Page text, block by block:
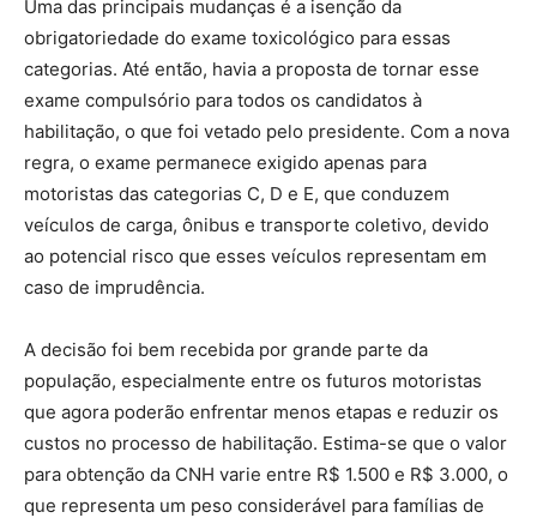
Uma das principais mudanças é a isenção da
obrigatoriedade do exame toxicológico para essas
categorias. Até então, havia a proposta de tornar esse
exame compulsório para todos os candidatos à
habilitação, o que foi vetado pelo presidente. Com a nova
regra, o exame permanece exigido apenas para
motoristas das categorias C, D e E, que conduzem
veículos de carga, ônibus e transporte coletivo, devido
ao potencial risco que esses veículos representam em
caso de imprudência.
A decisão foi bem recebida por grande parte da
população, especialmente entre os futuros motoristas
que agora poderão enfrentar menos etapas e reduzir os
custos no processo de habilitação. Estima-se que o valor
para obtenção da CNH varie entre R$ 1.500 e R$ 3.000, o
que representa um peso considerável para famílias de